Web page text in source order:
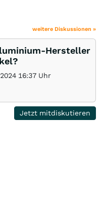
weitere Diskussionen »
Hersteller
16:37 Uhr
Jetzt mitdiskutieren